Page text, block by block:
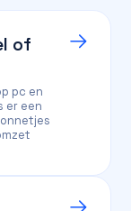
of
pc en
er een